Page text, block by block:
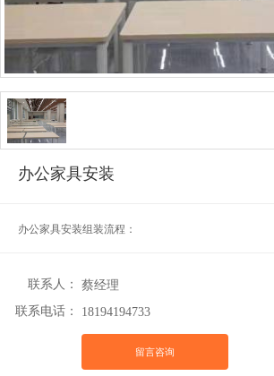
办公家具安装
办公家具安装组装流程：
联系人： 蔡经理
联系电话： 18194194733
留言咨询